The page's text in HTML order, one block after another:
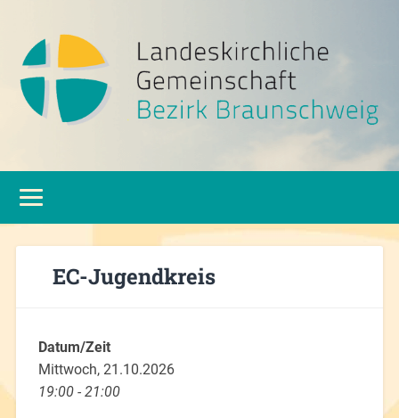
EC-Jugendkreis
Datum/Zeit
Mittwoch, 21.10.2026
19:00 - 21:00